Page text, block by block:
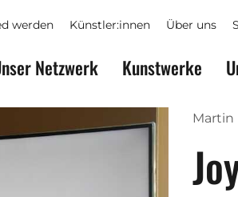
werden Künstler:innen Über uns
Netzwerk Kunstwerke